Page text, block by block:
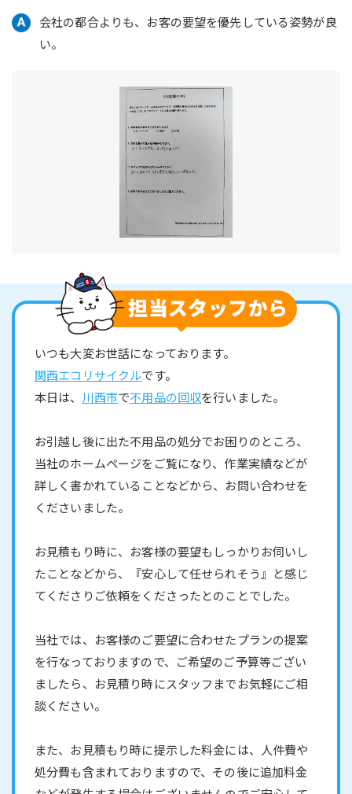
会社の都合よりも、お客の要望を優先している姿勢が良
い。
いつも大変お世話になっております。
関西エコリサイクルです。
本日は、 川西市で不用品の回収を行いました。
お引越し後に出た不用品の処分でお困りのところ、
当社のホームページをご覧になり、作業実績などが
詳しく書かれていることなどから、お問い合わせを
くださいました。
お見積もり時に、お客様の要望もしっかりお伺いし
たことなどから、『安心して任せられそう』と感じ
てくださりご依頼をくださったとのことでした。
当社では、お客様のご要望に合わせたプランの提案
を行なっておりますので、ご希望のご予算等ござい
ましたら、お見積り時にスタッフまでお気軽にご相
談ください。
また、お見積もり時に提示した料金には、人件費や
処分費も含まれておりますので、その後に追加料金